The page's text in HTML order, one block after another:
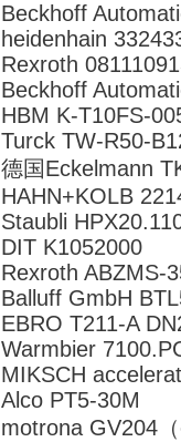
Beckhoff
heidenhain
Rexroth
Beckhoff
HBM K-T10FS-
Turck TW-R50-
德国Eckelmann
HAHN+KOLB
Staubli
DIT K1052000
Rexroth ABZMS-
Balluff GmbH
EBRO T211-A
Warmbier
MIKSCH
Alco PT5-30M
motrona GV204